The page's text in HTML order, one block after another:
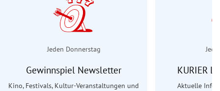
Jeden Donnerstag
Gewinnspiel Newsletter
Kino, Festivals, Kultur-Veranstaltungen und
KURIER
Aktuelle